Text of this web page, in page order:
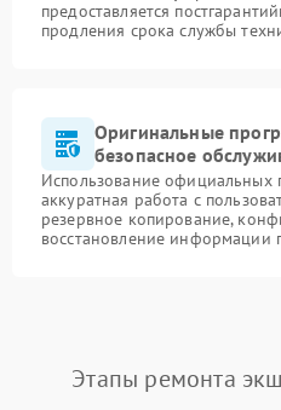
предоставляется
продления срока службы
Оригинальные
безопасное
Использование официальных
аккуратная работа с
резервное копирование,
восстановление информации
Этапы ремонта